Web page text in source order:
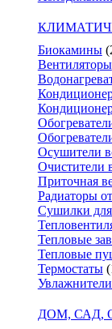
Биокамины
Вентиляторы
Осушители
Очистители
Приточная
Радиаторы
Сушилки
Тепловые
Тепловые
Термостаты
ДОМ, САД,